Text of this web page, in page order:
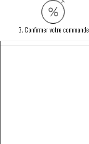
3. Confirmer votre commande